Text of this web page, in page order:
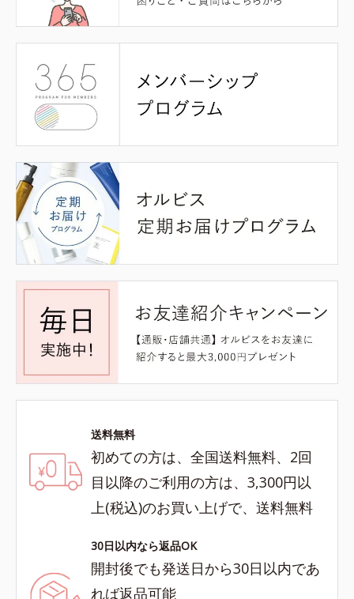
送料無料
初めての方は、全国送料無料、2回
目以降のご利用の方は、3,300円以
上(税込)のお買い上げで、送料無料
30日以内なら返品OK
開封後でも発送日から30日以内であ
れば返品可能